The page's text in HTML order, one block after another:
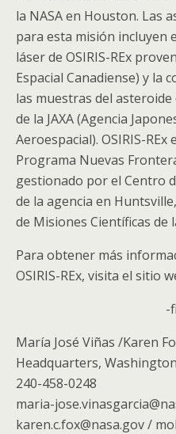
la NASA en Houston. Las
para esta misión
láser de OSIRIS-REx
Espacial Canadiense) y la
las muestras del
de la JAXA (Agencia
Aeroespacial). OSIRIS-
Programa Nuevas
gestionado por el Centro
de la agencia en
de Misiones Científicas de
Para obtener más
OSIRIS-REx, visita el sitio
-
María José Viñas /Karen
Headquarters, Washington
240-458-0248
maria-
karen.c.fox@nasa.gov /